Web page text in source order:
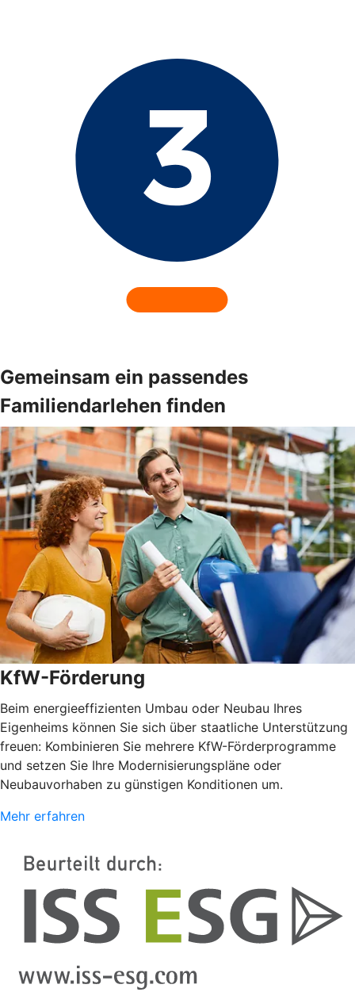
Gemeinsam ein passendes
Familiendarlehen finden
KfW-Förderung
Beim energieeffizienten Umbau oder Neubau Ihres
Eigenheims können Sie sich über staatliche Unterstützung
freuen: Kombinieren Sie mehrere KfW-Förderprogramme
und setzen Sie Ihre Modernisierungspläne oder
Neubauvorhaben zu günstigen Konditionen um.
Mehr erfahren